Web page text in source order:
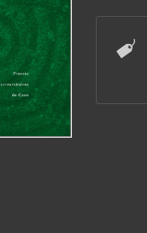
l'Irlande